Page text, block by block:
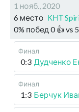
1 нояб., 2020
6 место КНТ
0% побед 0👍 vs 5
Финал
0:3 Дудченко
Финал
1:3 Берчук